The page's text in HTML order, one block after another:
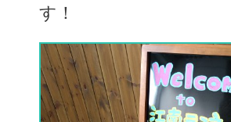
す！